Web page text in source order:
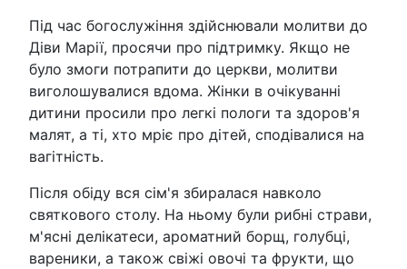
Під час богослужіння здійснювали молитви до
Діви Марії, просячи про підтримку. Якщо не
було змоги потрапити до церкви, молитви
виголошувалися вдома. Жінки в очікуванні
дитини просили про легкі пологи та здоров'я
малят, а ті, хто мріє про дітей, сподівалися на
вагітність.
Після обіду вся сім'я збиралася навколо
святкового столу. На ньому були рибні страви,
м'ясні делікатеси, ароматний борщ, голубці,
вареники, а також свіжі овочі та фрукти, що